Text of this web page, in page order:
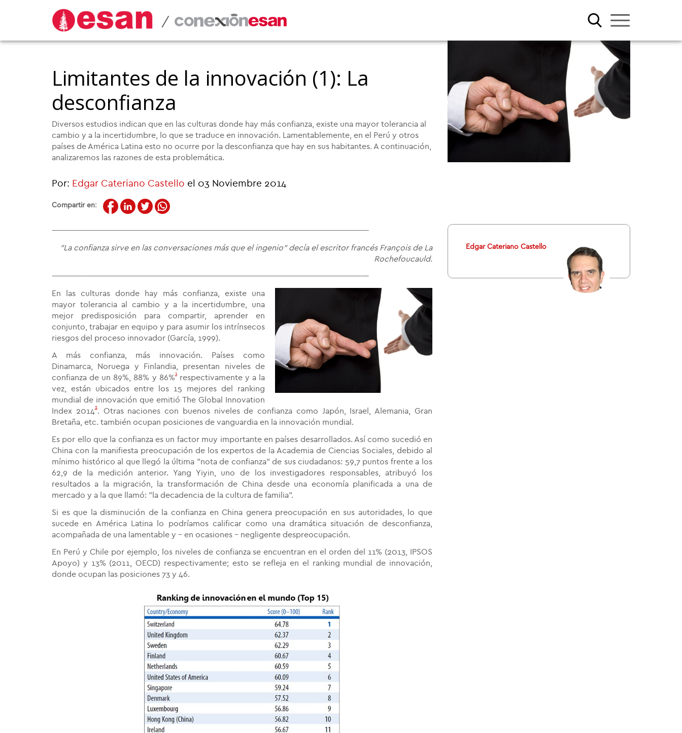
/
Limitantes de la innovación (1): La
desconfianza
Diversos estudios indican que en las culturas donde hay más confianza, existe una mayor tolerancia al
cambio y a la incertidumbre, lo que se traduce en innovación. Lamentablemente, en el Perú y otros
países de América Latina esto no ocurre por la desconfianza que hay en sus habitantes. A continuación,
analizaremos las razones de esta problemática.
Por: Edgar Cateriano Castello el 03 Noviembre 2014
Compartir en:
------------------------------------------------------------------------------------------------------------------------------------------------------------
"La confianza sirve en las conversaciones más que el ingenio" decía el escritor francés François de La
Rochefoucauld.
------------------------------------------------------------------------------------------------------------------------------------------------------------
En las culturas donde hay más confianza, existe una
mayor tolerancia al cambio y a la incertidumbre, una
mejor predisposición para compartir, aprender en
conjunto, trabajar en equipo y para asumir los intrínsecos
riesgos del proceso innovador (García, 1999).
A más confianza, más innovación. Países como
Dinamarca, Noruega y Finlandia, presentan niveles de
confianza de un 89%, 88% y 86%1respectivamente y a la
vez, están ubicados entre los 15 mejores del ranking
mundial de innovación que emitió The Global Innovation
Index 20142. Otras naciones con buenos niveles de confianza como Japón, Israel, Alemania, Gran
Bretaña, etc. también ocupan posiciones de vanguardia en la innovación mundial.
Es por ello que la confianza es un factor muy importante en países desarrollados. Así como sucedió en
China con la manifiesta preocupación de los expertos de la Academia de Ciencias Sociales, debido al
mínimo histórico al que llegó la última "nota de confianza" de sus ciudadanos: 59,7 puntos frente a los
62,9 de la medición anterior. Yang Yiyin, uno de los investigadores responsables, atribuyó los
resultados a la migración, la transformación de China desde una economía planificada a una de
mercado y a la que llamó: "la decadencia de la cultura de familia".
Si es que la disminución de la confianza en China genera preocupación en sus autoridades, lo que
sucede en América Latina lo podríamos calificar como una dramática situación de desconfianza,
acompañada de una lamentable y - en ocasiones - negligente despreocupación.
En Perú y Chile por ejemplo, los niveles de confianza se encuentran en el orden del 11% (2013, IPSOS
Apoyo) y 13% (2011, OECD) respectivamente; esto se refleja en el ranking mundial de innovación,
donde ocupan las posiciones 73 y 46.
Edgar Cateriano Castello